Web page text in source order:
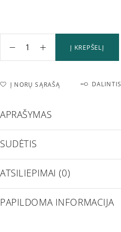
Į KREPŠELĮ
Į NORŲ SĄRAŠĄ DALINTIS
APRAŠYMAS
SUDĖTIS
ATSILIEPIMAI (0)
PAPILDOMA INFORMACIJA